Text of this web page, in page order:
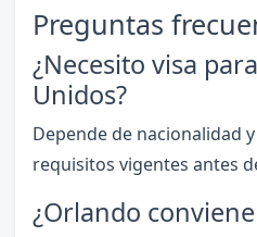
Preguntas
¿Necesito visa
Unidos?
Depende de nacionalidad
requisitos vigentes antes
¿Orlando